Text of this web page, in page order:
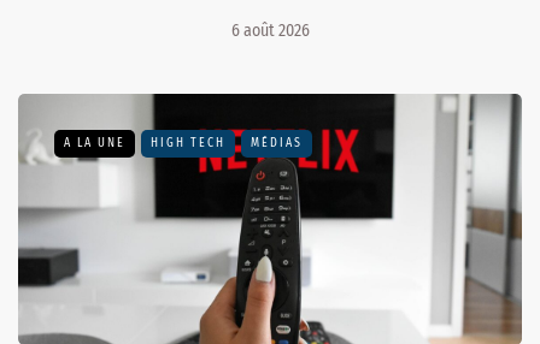
6 août 2026
A LA UNE HIGH TECH MÉDIAS